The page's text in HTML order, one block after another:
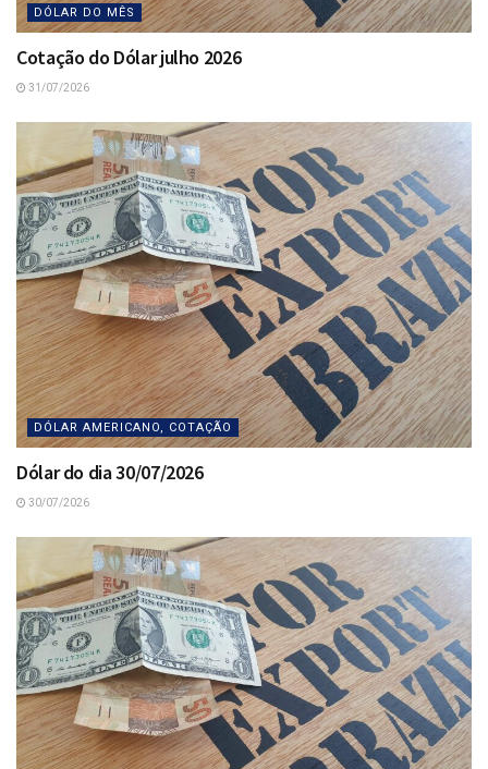
DÓLAR DO MÊS
Cotação do Dólar julho 2026
31/07/2026
DÓLAR AMERICANO, COTAÇÃO
Dólar do dia 30/07/2026
30/07/2026